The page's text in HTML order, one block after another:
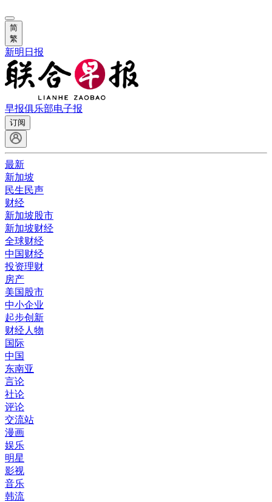
简
繁
新明日报
早报俱乐部电子报
订阅
最新
新加坡
民生民声
财经
新加坡股市
新加坡财经
全球财经
中国财经
投资理财
房产
美国股市
中小企业
起步创新
财经人物
国际
中国
东南亚
言论
社论
评论
交流站
漫画
娱乐
明星
影视
音乐
韩流